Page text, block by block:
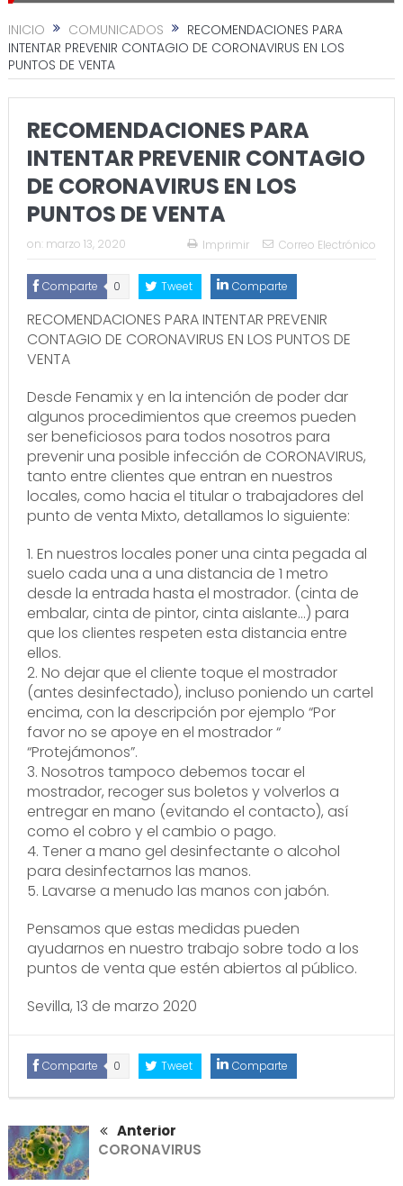
INICIO COMUNICADOS
RECOMENDACIONES PARA
INTENTAR PREVENIR CONTAGIO DE CORONAVIRUS EN LOS
PUNTOS DE VENTA
RECOMENDACIONES PARA
INTENTAR PREVENIR CONTAGIO
DE CORONAVIRUS EN LOS
PUNTOS DE VENTA
on: marzo 13, 2020 Imprimir Correo Electrónico
Comparte 0 Tweet Comparte
RECOMENDACIONES PARA INTENTAR PREVENIR
CONTAGIO DE CORONAVIRUS EN LOS PUNTOS DE
VENTA
Desde Fenamix y en la intención de poder dar
algunos procedimientos que creemos pueden
ser beneficiosos para todos nosotros para
prevenir una posible infección de CORONAVIRUS,
tanto entre clientes que entran en nuestros
locales, como hacia el titular o trabajadores del
punto de venta Mixto, detallamos lo siguiente:
1. En nuestros locales poner una cinta pegada al
suelo cada una a una distancia de 1 metro
desde la entrada hasta el mostrador. (cinta de
embalar, cinta de pintor, cinta aislante…) para
que los clientes respeten esta distancia entre
ellos.
2. No dejar que el cliente toque el mostrador
(antes desinfectado), incluso poniendo un cartel
encima, con la descripción por ejemplo “Por
favor no se apoye en el mostrador “
“Protejámonos”.
3. Nosotros tampoco debemos tocar el
mostrador, recoger sus boletos y volverlos a
entregar en mano (evitando el contacto), así
como el cobro y el cambio o pago.
4. Tener a mano gel desinfectante o alcohol
para desinfectarnos las manos.
5. Lavarse a menudo las manos con jabón.
Pensamos que estas medidas pueden
ayudarnos en nuestro trabajo sobre todo a los
puntos de venta que estén abiertos al público.
Sevilla, 13 de marzo 2020
Comparte 0 Tweet Comparte
Anterior
CORONAVIRUS